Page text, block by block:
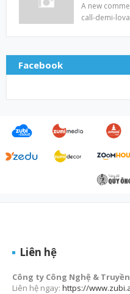
A new
call-demi-
Facebook
Liên hệ
Công ty Công Nghệ &
Liên hệ ngay: https://